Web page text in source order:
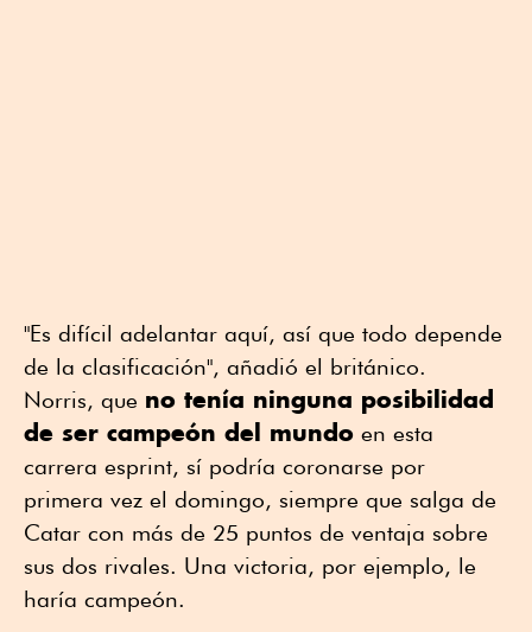
"Es difícil adelantar aquí, así que todo depende
de la clasificación", añadió el británico.
Norris, que no tenía ninguna posibilidad
de ser campeón del mundo en esta
carrera esprint, sí podría coronarse por
primera vez el domingo, siempre que salga de
Catar con más de 25 puntos de ventaja sobre
sus dos rivales. Una victoria, por ejemplo, le
haría campeón.